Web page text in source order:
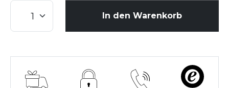
In den Warenkorb